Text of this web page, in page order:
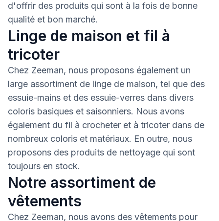
d'offrir des produits qui sont à la fois de bonne
qualité et bon marché.
Linge de maison et fil à
tricoter
Chez Zeeman, nous proposons également un
large assortiment de linge de maison, tel que des
essuie-mains et des essuie-verres dans divers
coloris basiques et saisonniers. Nous avons
également du fil à crocheter et à tricoter dans de
nombreux coloris et matériaux. En outre, nous
proposons des produits de nettoyage qui sont
toujours en stock.
Notre assortiment de
vêtements
Chez Zeeman, nous avons des vêtements pour